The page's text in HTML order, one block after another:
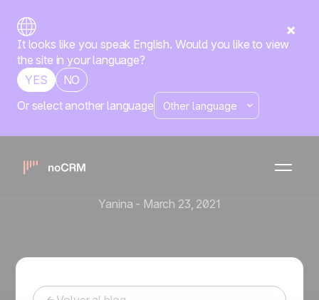
It looks like you speak English. Would you like to view
the site in your language?
YES
NO
Or select another language
Prospección
¿Cómo construir una lista
de prospectos específica
Yanina - March 23, 2021